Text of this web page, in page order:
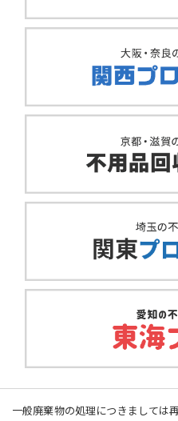
一般廃棄物の処理につきましては